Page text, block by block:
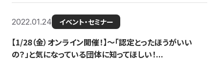
2022.01.24 イベント・セミナー
【1/28（金）オンライン開催！】〜「認定とったほうがいい
の？」と気になっている団体に知ってほしい！...